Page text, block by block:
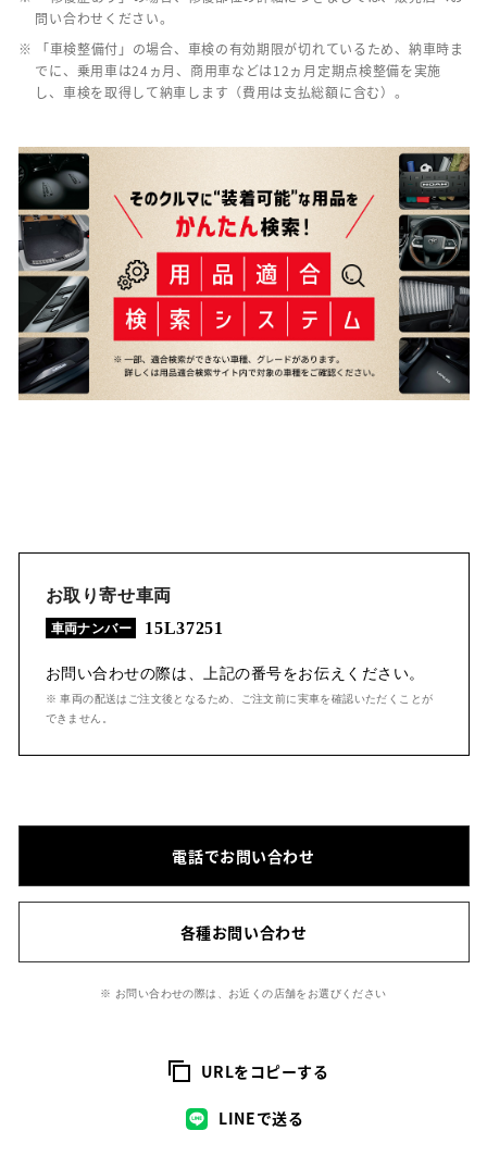
問い合わせください。
※ 「車検整備付」の場合、車検の有効期限が切れているため、納車時ま
でに、乗用車は24ヵ月、商用車などは12ヵ月定期点検整備を実施
し、車検を取得して納車します（費用は支払総額に含む）。
お取り寄せ車両
車両ナンバー 15L37251
お問い合わせの際は、上記の番号をお伝えください。
※ 車両の配送はご注文後となるため、ご注文前に実車を確認いただくことが
できません。
電話でお問い合わせ
各種お問い合わせ
※ お問い合わせの際は、お近くの店舗をお選びください
URLをコピーする
LINEで送る